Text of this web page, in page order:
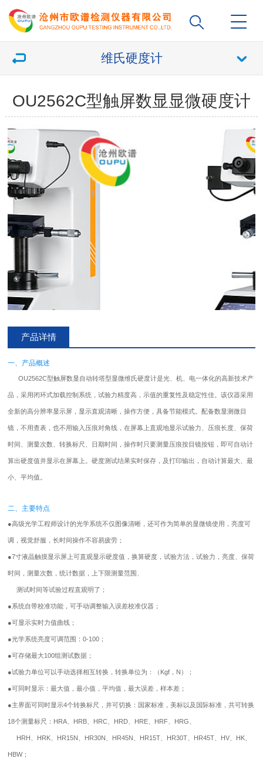
维氏硬度计
OU2562C型触屏数显显微硬度计
产品详情
一、产品概述
OU2562C型触屏数显自动转塔型显微维氏硬度计是光、机、电一体化的高新技术产
品，采用闭环式加载控制系统 ，试验力精度高，示值的重复性及稳定性佳。该仪器采用
全新的高分辨率显示屏，显示直观清晰，操作方便，具备节能模式。配备数显测微目
镜，不用查表，也不用输入压痕对角线，在屏幕上直观地显示试验力、压痕长度、保荷
时间、测量次数、转换标尺、日期时间，操作时只要测量压痕按目镜按钮，即可自动计
算出硬度值并显示在屏幕上。硬度测试结果实时保存，及打印输出，自动计算最大、最
小、平均值。
二、主要特点
●高级光学工程师设计的光学系统不仅图像清晰，还可作为简单的显微镜使用，亮度可
调，视觉舒服，长时间操作不容易疲劳；
●7寸液晶触摸显示屏上可直观显示硬度值，换算硬度，试验方法，试验力，亮度、保荷
时间，测量次数，统计数据，上下限测量范围、
测试时间等试验过程直观明了；
●系统自带校准功能，可手动调整输入误差校准仪器；
●可显示实时力值曲线；
●光学系统亮度可调范围：0-100；
●可存储最大100组测试数据；
●试验力单位可以手动选择相互转换，转换单位为：（Kgf，N）；
●可同时显示：最大值，最小值，平均值，最大误差，样本差；
●主界面可同时显示4个转换标尺，并可切换：国家标准，美标以及国际标准，共可转换
18个测量标尺：HRA、HRB、HRC、HRD、HRE、HRF、HRG、
HRH、HRK、HR15N、HR30N、HR45N、HR15T、HR30T、HR45T、HV、HK、
HBW；